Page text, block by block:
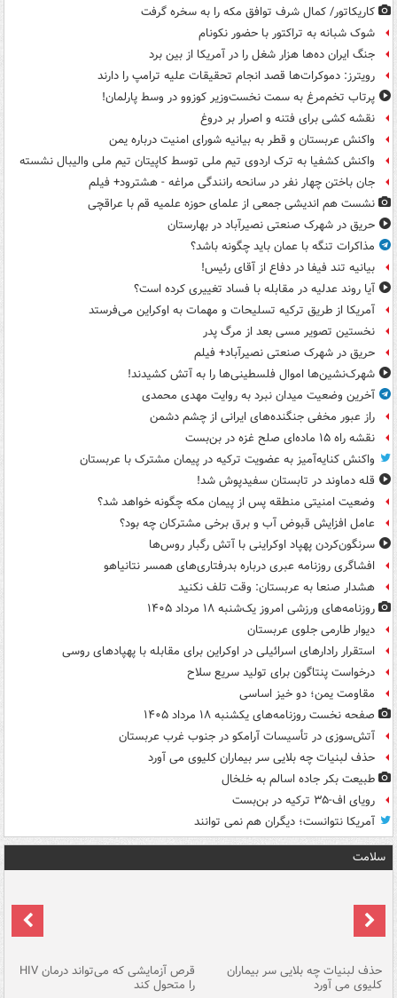
کاریکاتور/ کمال شرف توافق مکه را به سخره گرفت
شوک شبانه به تراکتور با حضور نکونام
جنگ ایران ده‌ها هزار شغل را در آمریکا از بین برد
رویترز: دموکرات‌ها قصد انجام تحقیقات علیه ترامپ را دارند
پرتاب تخم‌مرغ به سمت نخست‌وزیر کوزوو در وسط پارلمان!
نقشه کشی برای فتنه و اصرار بر دروغ
واکنش عربستان و قطر به بیانیه شورای امنیت درباره یمن
واکنش کشفیا به ترک اردوی تیم ملی توسط کاپیتان تیم ملی والیبال نشسته
جان باختن چهار نفر در سانحه رانندگی مراغه - هشترود+ فیلم
نشست هم اندیشی جمعی از علمای حوزه علمیه قم با عراقچی
حریق در شهرک صنعتی نصیرآباد در بهارستان
مذاکرات تنگه با عمان باید چگونه باشد؟
بیانیه تند فیفا در دفاع از آقای رئیس!
آیا روند عدلیه در مقابله با فساد تغییری کرده است؟
آمریکا از طریق ترکیه تسلیحات و مهمات به اوکراین می‌فرستد
نخستین تصویر مسی بعد از مرگ پدر
حریق در شهرک صنعتی نصیرآباد+ فیلم
شهرک‌نشین‌ها اموال فلسطینی‌ها را به آتش کشیدند!
آخرین وضعیت میدان نبرد به روایت مهدی محمدی
راز عبور مخفی جنگنده‌های ایرانی از چشم دشمن
نقشه راه ۱۵ ماده‌ای صلح غزه در بن‌بست
واکنش کنایه‌آمیز به عضویت ترکیه در پیمان مشترک با عربستان
قله دماوند در تابستان سفیدپوش شد!
وضعیت امنیتی منطقه پس از پیمان مکه چگونه خواهد شد؟
عامل افزایش قبوض آب و برق برخی مشترکان چه بود؟
سرنگون‌کردن پهپاد اوکراینی با آتش رگبار روس‌ها
افشاگری روزنامه عبری درباره بدرفتاری‌های همسر نتانیاهو
هشدار صنعا به عربستان: وقت تلف نکنید
روزنامه‌های ورزشی امروز یک‌شنبه ۱۸ مرداد ۱۴۰۵
دیوار طارمی جلوی عربستان
استقرار رادارهای اسرائیلی در اوکراین برای مقابله با پهپادهای روسی
درخواست پنتاگون برای تولید سریع سلاح
مقاومت یمن؛ دو خیز اساسی
صفحه نخست روزنامه‌های یکشنبه ۱۸ مرداد ۱۴۰۵
آتش‌سوزی در تأسیسات آرامکو در جنوب غرب عربستان
حذف لبنیات چه بلایی سر بیماران کلیوی می آورد
طبیعت بکر جاده اسالم به خلخال
رویای اف-۳۵ ترکیه در بن‌بست
آمریکا نتوانست؛ دیگران هم نمی توانند
سلامت
حذف لبنیات چه بلایی سر بیماران
کلیوی می آورد
قرص آزمایشی که می‌تواند درمان HIV
را متحول کند